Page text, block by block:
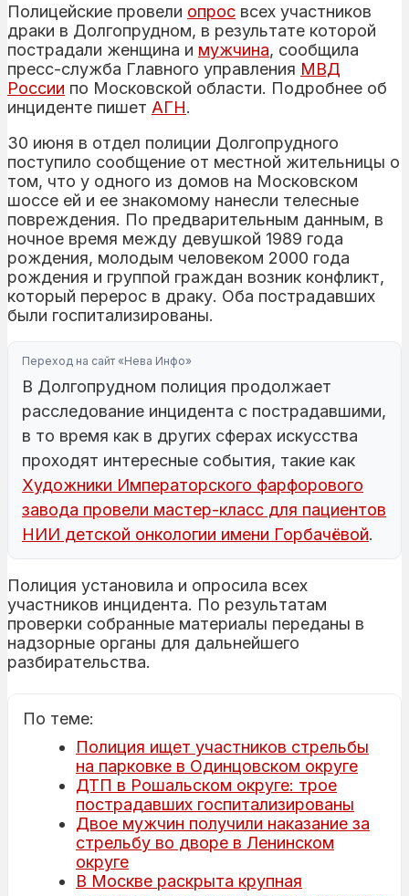
Полицейские провели опрос всех участников
драки в Долгопрудном, в результате которой
пострадали женщина и мужчина, сообщила
пресс-служба Главного управления МВД
России по Московской области. Подробнее об
инциденте пишет АГН.
30 июня в отдел полиции Долгопрудного
поступило сообщение от местной жительницы о
том, что у одного из домов на Московском
шоссе ей и ее знакомому нанесли телесные
повреждения. По предварительным данным, в
ночное время между девушкой 1989 года
рождения, молодым человеком 2000 года
рождения и группой граждан возник конфликт,
который перерос в драку. Оба пострадавших
были госпитализированы.
Переход на сайт «Нева Инфо»
В Долгопрудном полиция продолжает
расследование инцидента с пострадавшими,
в то время как в других сферах искусства
проходят интересные события, такие как
Художники Императорского фарфорового
завода провели мастер-класс для пациентов
НИИ детской онкологии имени Горбачёвой.
Полиция установила и опросила всех
участников инцидента. По результатам
проверки собранные материалы переданы в
надзорные органы для дальнейшего
разбирательства.
По теме:
Полиция ищет участников стрельбы
на парковке в Одинцовском округе
ДТП в Рошальском округе: трое
пострадавших госпитализированы
Двое мужчин получили наказание за
стрельбу во дворе в Ленинском
округе
В Москве раскрыта крупная